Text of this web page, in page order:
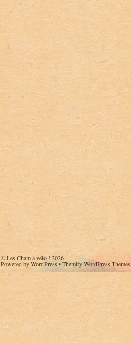
©Les Cham à vélo !2026
Powered byWordPress•Themify WordPress Themes